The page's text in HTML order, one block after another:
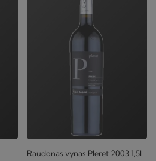
Raudonas vynas Pleret 2003 1,5L